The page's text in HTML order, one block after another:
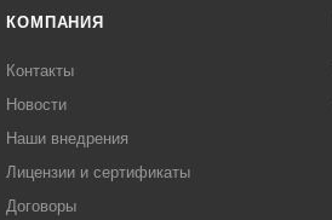
КОМПАНИЯ
Контакты
Новости
Наши внедрения
Лицензии и сертификаты
Договоры